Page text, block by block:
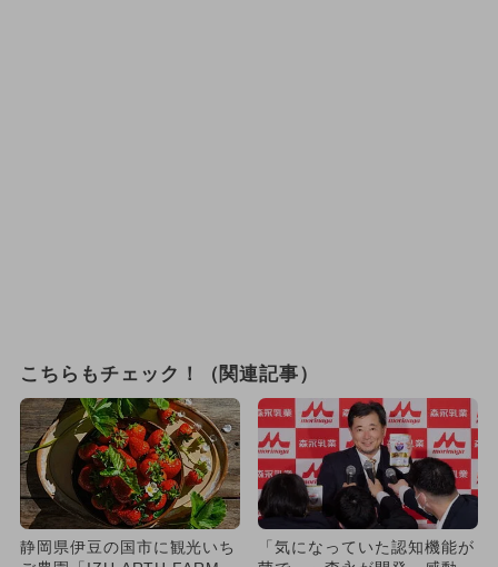
こちらもチェック！（関連記事）
静岡県伊豆の国市に観光いち
「気になっていた認知機能が